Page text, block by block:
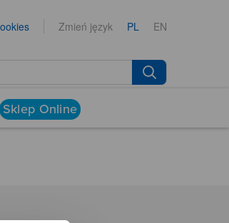
Zmień język PL EN
Sklep Online